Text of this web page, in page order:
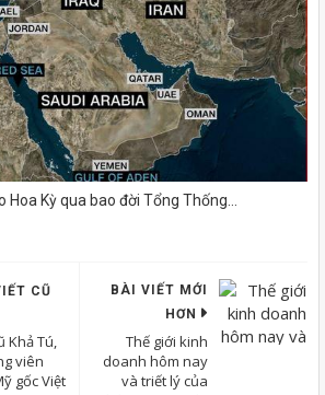
Hoa Kỳ qua bao đời Tổng Thống…
BÀI VIẾT MỚI
HƠN
Thế giới kinh
doanh hôm nay
và triết lý của
CŨ
Khả Tú,
viên
gốc Việt